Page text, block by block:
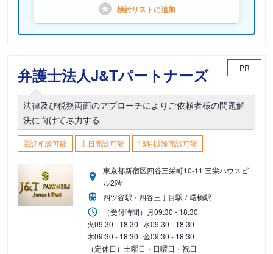
検討リストに追加
弁護士法人J&Tパートナーズ PR
法律及び税務両面のアプローチによりご依頼者様の問題解
決に向けて尽力する
電話相談可能 土日面談可能 18時以降面談可能
東京都新宿区四谷三栄町10-11 三栄ハウスビ
ル2階
四ツ谷駅
四谷三丁目駅
曙橋駅
（受付時間） 月09:30 - 18:30
火09:30 - 18:30 水09:30 - 18:30
木09:30 - 18:30 金09:30 - 18:30
（定休日）土曜日・日曜日・祝日